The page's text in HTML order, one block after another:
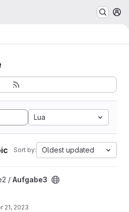
Lua
Sort by: Oldest updated
/ Aufgabe3
21, 2023